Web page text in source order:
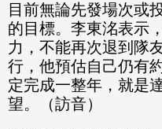
目前無論先發場次或
的目標。李東洺表示
力，不能再次退到隊
行，他預估自己仍有
定完成一整年，就是
望。（訪音）